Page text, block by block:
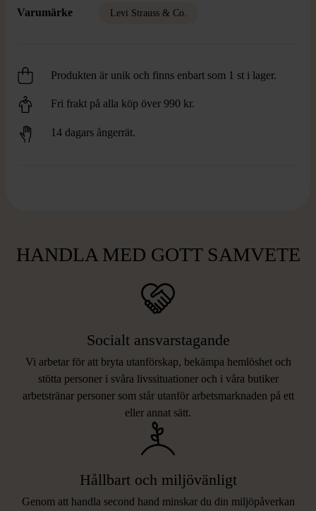
Varumärke Levi Strauss & Co.
Produkten är unik och finns enbart som 1 st i lager.
Fri frakt på alla köp över 990 kr.
14 dagars ångerrät.
HANDLA MED GOTT SAMVETE
Socialt ansvarstagande
Vi arbetar för att bryta utanförskap, bekämpa hemlöshet och
stötta personer i svåra livssituationer och i våra butiker
arbetstränar personer som står utanför arbetsmarknaden på ett
eller annat sätt.
Hållbart och miljövänligt
Genom att handla second hand minskar du din miljöpåverkan